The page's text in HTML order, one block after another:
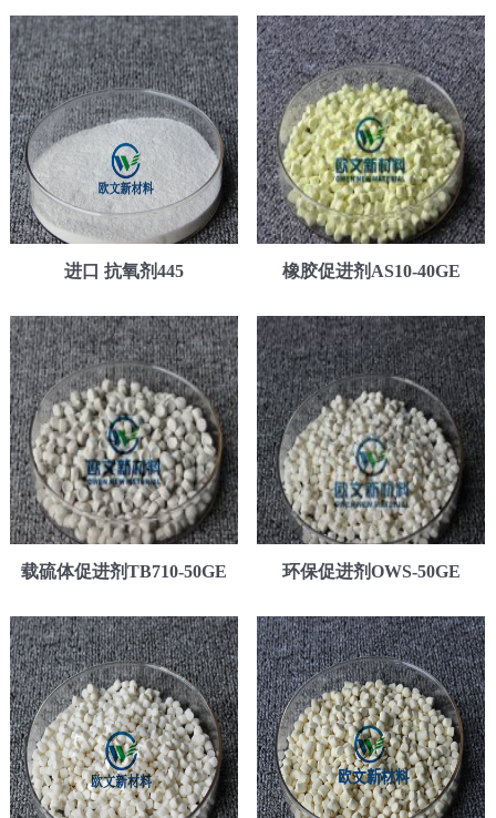
进口 抗氧剂445 橡胶促进剂AS10-40GE
载硫体促进剂TB710-50GE 环保促进剂OWS-50GE